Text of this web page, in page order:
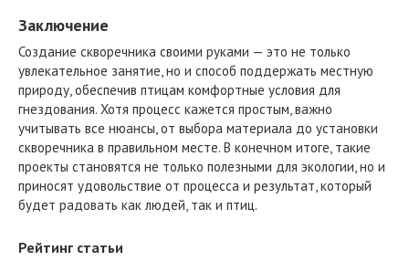
Заключение
Создание скворечника своими руками — это не только
увлекательное занятие, но и способ поддержать местную
природу, обеспечив птицам комфортные условия для
гнездования. Хотя процесс кажется простым, важно
учитывать все нюансы, от выбора материала до установки
скворечника в правильном месте. В конечном итоге, такие
проекты становятся не только полезными для экологии, но и
приносят удовольствие от процесса и результат, который
будет радовать как людей, так и птиц.
Рейтинг статьи